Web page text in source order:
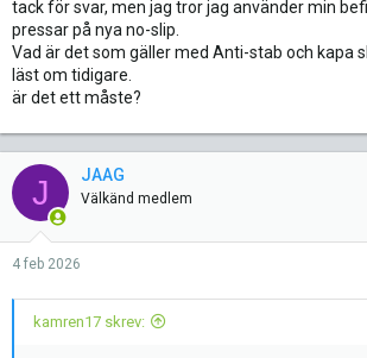
tack för svar, men jag tror jag använder min
pressar på nya no-slip.
Vad är det som gäller med Anti-stab och kapa
läst om tidigare.
är det ett måste?
J JAAG
Välkänd medlem
4 feb 2026
kamren17 skrev: